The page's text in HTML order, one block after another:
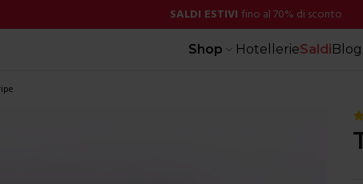
SALDI ESTIVI fino al 70% di sconto
Shop HotellerieSaldiBlog